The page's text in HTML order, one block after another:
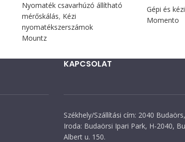
Nyomaték csavarhúzó állítható
mérőskálás, Kézi
nyomatékszerszámok
Mountz
Gépi és
Momento
KAPCSOLAT
Székhely/Szállítási cím: 2040
Iroda: Budaörsi Ipari Park, H-2040,
Albert u. 150.